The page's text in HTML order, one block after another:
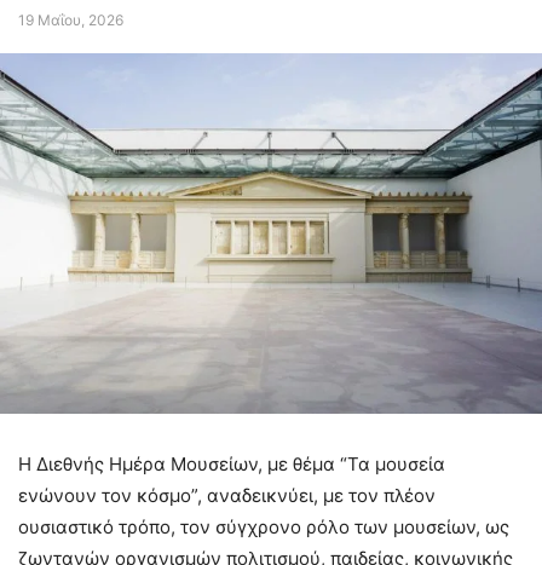
19 Μαΐου, 2026
Η Διεθνής Ημέρα Μουσείων, με θέμα “Τα μουσεία
ενώνουν τον κόσμο”, αναδεικνύει, με τον πλέον
ουσιαστικό τρόπο, τον σύγχρονο ρόλο των μουσείων, ως
ζωντανών οργανισμών πολιτισμού, παιδείας, κοινωνικής